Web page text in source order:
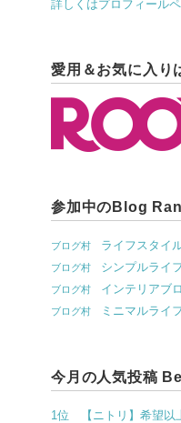
詳しくはプロフィール
愛用＆お気に入り
参加中のBlog
ブログ村 ライフスタイ
ブログ村 シンプルライ
ブログ村 インテリアブ
ブログ村 ミニマルライ
今月の人気投稿
1位 【ニトリ】希望以